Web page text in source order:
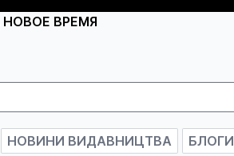
ВРЕМЯ
НОВИНИ ВИДАВНИЦТВА БЛОГИ